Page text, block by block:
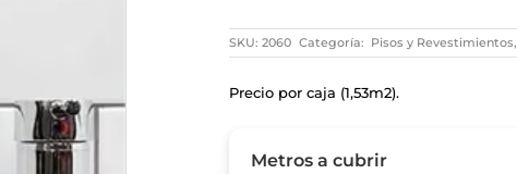
SKU: 2060 Categoría: Pisos y Revestimientos,
Precio por caja (1,53m2).
Metros a cubrir